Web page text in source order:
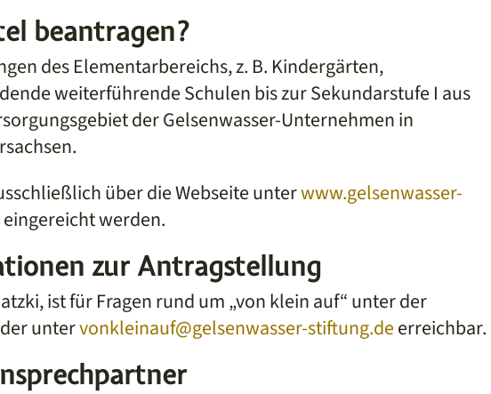
beantragen?
des Elementarbereichs, z. B. Kindergärten,
weiterführende Schulen bis zur Sekundarstufe I aus
der Gelsenwasser-Unternehmen in
über die Webseite unterwww.gelsenwasser-
werden.
zur Antragstellung
ist für Fragen rund um „von klein auf“ unter der
untervonkleinauf@gelsenwasser-stiftung.deerreichbar.